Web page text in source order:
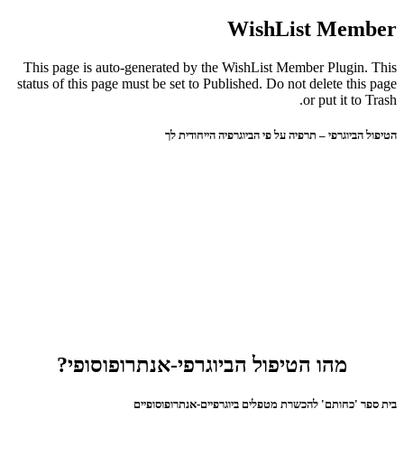
WishList Member
This page is auto-generated by the WishList Member Plugin. This
status of this page must be set to Published. Do not delete this page
or put it to Trash.
הטיפול הביוגרפי – תרפיה על פי הביוגרפיה הייחודית לך
מהו הטיפול הביוגרפי-אנתרופוסופי?
בית ספר 'כחותם' להכשרת מטפלים ביוגרפיים-אנתרופוסופיים